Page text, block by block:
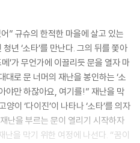
” 규슈의 한적한 마을에 살고 있는
년 ‘소타’를 만난다. 그의 뒤를 쫓아
’가 무언가에 이끌리듯 문을 열자 마
로 문 너머의 재난을 봉인하는 ‘소
야만 하잖아요, 여기를!” 재난을 막
이 ‘다이진’이 나타나 ‘소타’를 의자
난을 부르는 문이 열리기 시작하자
난을 막기 위한 여정에 나선다. “꿈이